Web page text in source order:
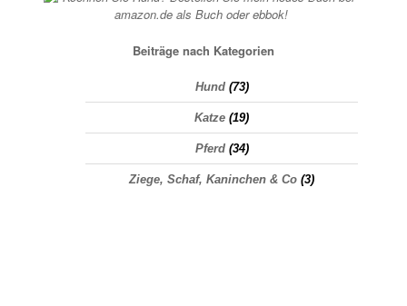
Beiträge nach Kategorien
Hund(73)
Katze (19)
Pferd(34)
Ziege, Schaf, Kaninchen & Co (3)